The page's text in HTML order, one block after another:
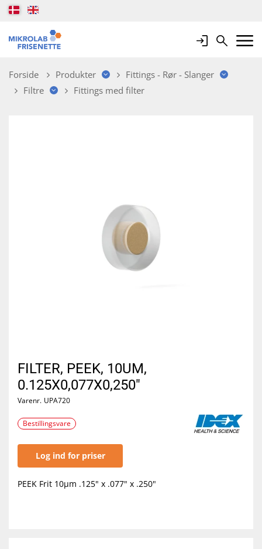
LoginSearchMobile
Forside Produkter
Fittings - Rør - Slanger
Filtre
Fittings med filter
FILTER, PEEK, 10UM,
0.125X0,077X0,250"
Varenr. UPA720
Bestillingsvare
Log ind for priser
PEEK Frit 10µm .125" x .077" x .250"